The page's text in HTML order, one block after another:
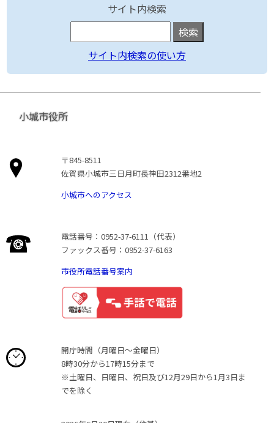
サイト内検索
サイト内検索の使い方
小城市役所
〒845-8511
佐賀県小城市三日月町長神田2312番地2
小城市へのアクセス
電話番号：0952-37-6111（代表）
ファックス番号：0952-37-6163
市役所電話番号案内
開庁時間（月曜日〜金曜日）
8時30分から17時15分まで
※土曜日、日曜日、祝日及び12月29日から1月3日ま
でを除く